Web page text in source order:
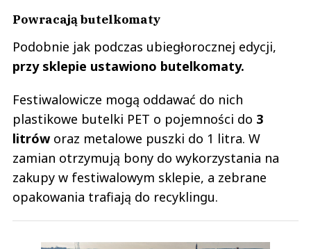
Powracają butelkomaty
Podobnie jak podczas ubiegłorocznej edycji,
przy sklepie ustawiono butelkomaty.
Festiwalowicze mogą oddawać do nich
plastikowe butelki PET o pojemności do 3
litróworaz metalowe puszki do 1 litra. W
zamian otrzymują bony do wykorzystania na
zakupy w festiwalowym sklepie, a zebrane
opakowania trafiają do recyklingu.